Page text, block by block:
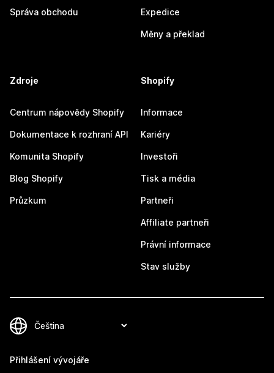
Správa obchodu Expedice
Měny a překlad
Zdroje
Centrum nápovědy Shopify
Dokumentace k rozhraní API
Komunita Shopify
Blog Shopify
Průzkum
Shopify
Informace
Kariéry
Investoři
Tisk a média
Partneři
Affiliate partneři
Právní informace
Stav služby
Přihlášení vývojáře